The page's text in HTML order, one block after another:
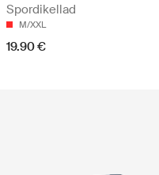
Spordikellad
M/XXL
19.90 €